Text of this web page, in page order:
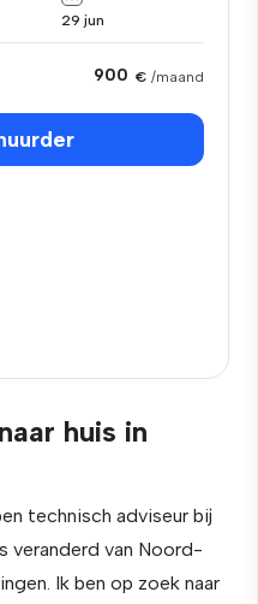
29 jun
900 € /maand
huis in
technisch adviseur bij
veranderd van Noord-
Ik ben op zoek naar